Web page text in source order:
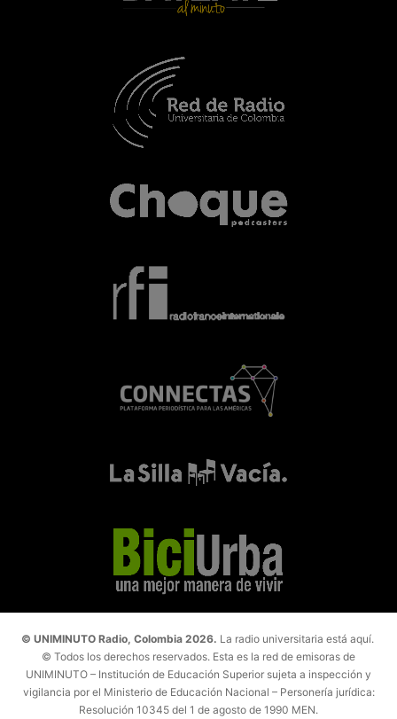
© UNIMINUTO Radio, Colombia 2026. La radio universitaria está aquí.
© Todos los derechos reservados. Esta es la red de emisoras de
UNIMINUTO – Institución de Educación Superior sujeta a inspección y
vigilancia por el Ministerio de Educación Nacional – Personería jurídica:
Resolución 10345 del 1 de agosto de 1990 MEN.